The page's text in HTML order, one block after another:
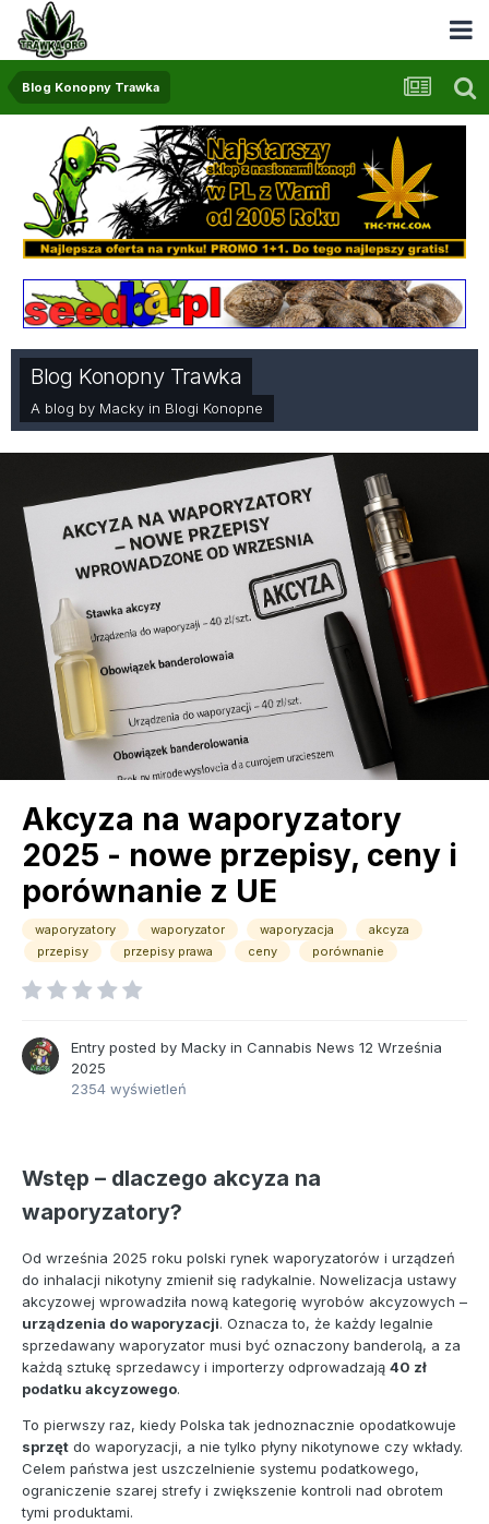
Blog Konopny Trawka
Blog Konopny Trawka
A blog by Macky in Blogi Konopne
Akcyza na waporyzatory
2025 - nowe przepisy, ceny i
porównanie z UE
waporyzatory waporyzator waporyzacja
akcyza
przepisy
przepisy prawa ceny porównanie
Entry posted by Macky in Cannabis News 12 Września
2025
2354 wyświetleń
Wstęp – dlaczego akcyza na
waporyzatory?
Od września 2025 roku polski rynek waporyzatorów i urządzeń
do inhalacji nikotyny zmienił się radykalnie. Nowelizacja ustawy
akcyzowej wprowadziła nową kategorię wyrobów akcyzowych –
urządzenia do waporyzacji. Oznacza to, że każdy legalnie
sprzedawany waporyzator musi być oznaczony banderolą, a za
każdą sztukę sprzedawcy i importerzy odprowadzają 40 zł
podatku akcyzowego.
To pierwszy raz, kiedy Polska tak jednoznacznie opodatkowuje
sprzęt do waporyzacji, a nie tylko płyny nikotynowe czy wkłady.
Celem państwa jest uszczelnienie systemu podatkowego,
ograniczenie szarej strefy i zwiększenie kontroli nad obrotem
tymi produktami.